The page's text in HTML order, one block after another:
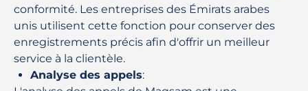
conformité. Les entreprises des Émirats arabes
unis utilisent cette fonction pour conserver des
enregistrements précis afin d'offrir un meilleur
service à la clientèle.
Analyse des appels: